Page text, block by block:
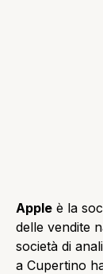
Apple è la
delle vendite
società di
a Cupertino